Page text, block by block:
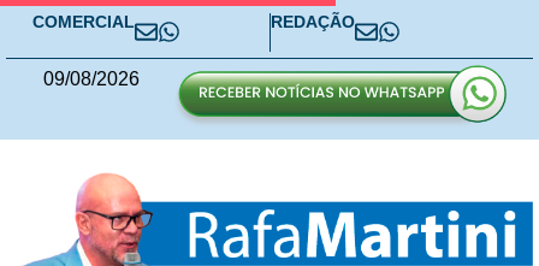
COMERCIAL REDAÇÃO
09/08/2026